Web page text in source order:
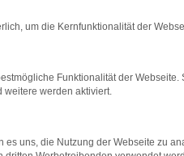
bestimmter Seiten
beheben.
auf dem neuesten
um die Kernfunktionalität der
Funktionalität der
weitere werden aktiviert.
es uns, die Nutzung der Webseite zu